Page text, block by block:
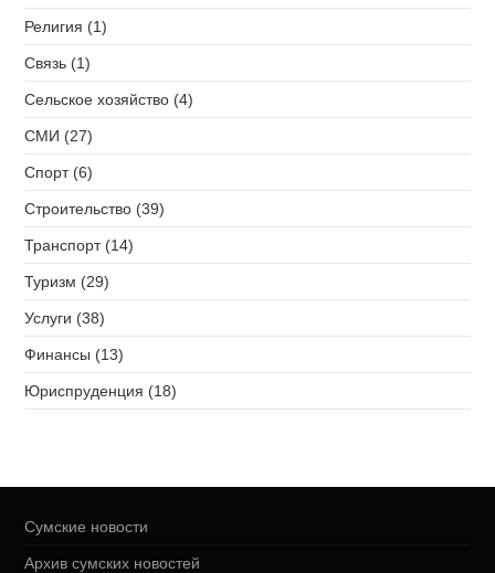
Религия (1)
Связь (1)
Сельское хозяйство (4)
СМИ (27)
Спорт (6)
Строительство (39)
Транспорт (14)
Туризм (29)
Услуги (38)
Финансы (13)
Юриспруденция (18)
Сумские новости
Архив сумских новостей